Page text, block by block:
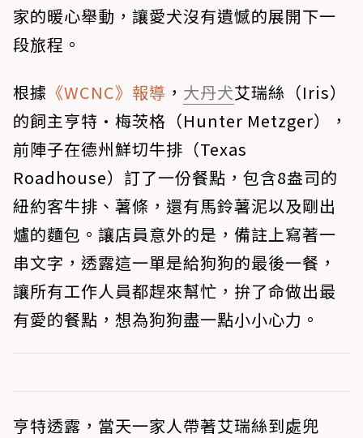
家的暖心舉動，讓愛犬沒有遺憾的展開下一
段旅程。
根據 《WCNC》報導 ， 大丹犬艾瑞絲（Iris）
的飼主亨特·梅茨格（Hunter Metzger），
前陣子在德州鮮切牛排（Texas
Roadhouse）訂了一份餐點，包含8盎司的
紐約客牛排、薯條，還有馬鈴薯泥以及剛出
爐的麵包。讓店員意外的是，備註上寫著一
串文字，透露這一單是給狗狗的最後一餐，
讓所有工作人員都趕來幫忙，拚了命做出最
有愛的餐點，想為狗狗盡一點小小心力。
亨特透露，當天一家人帶著艾瑞絲到處兜